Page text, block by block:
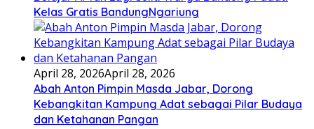
Kelas Gratis BandungNgariung
April 28, 2026April 28, 2026
Abah Anton Pimpin Masda Jabar, Dorong
Kebangkitan Kampung Adat sebagai Pilar Budaya
dan Ketahanan Pangan